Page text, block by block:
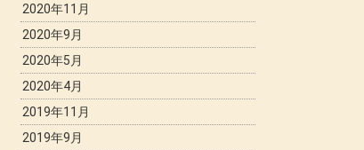
2020年11月
2020年9月
2020年5月
2020年4月
2019年11月
2019年9月